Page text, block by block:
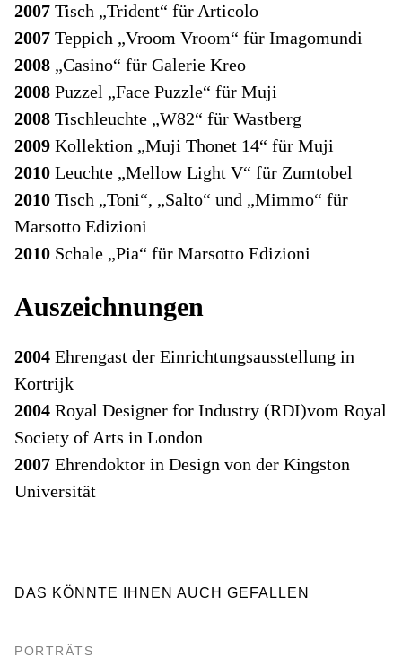
2007 Tisch „Trident“ für Articolo
2007 Teppich „Vroom Vroom“ für Imagomundi
2008 „Casino“ für Galerie Kreo
2008 Puzzel „Face Puzzle“ für Muji
2008 Tischleuchte „W82“ für Wastberg
2009 Kollektion „Muji Thonet 14“ für Muji
2010 Leuchte „Mellow Light V“ für Zumtobel
2010 Tisch „Toni“, „Salto“ und „Mimmo“ für
Marsotto Edizioni
2010 Schale „Pia“ für Marsotto Edizioni
Auszeichnungen
2004 Ehrengast der Einrichtungsausstellung in
Kortrijk
2004 Royal Designer for Industry (RDI)vom Royal
Society of Arts in London
2007 Ehrendoktor in Design von der Kingston
Universität
DAS KÖNNTE IHNEN AUCH GEFALLEN
PORTRÄTS